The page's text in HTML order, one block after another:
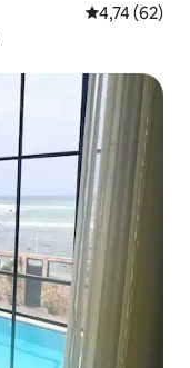
4,74 de uma
4,74 (62)